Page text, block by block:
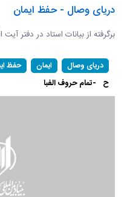
دریای وصال - حفظ ایمان
برگرفته از بیانات استاد در دفتر آیت
دریای وصال ایمان حفظ
ح -تمام حروف الفبا